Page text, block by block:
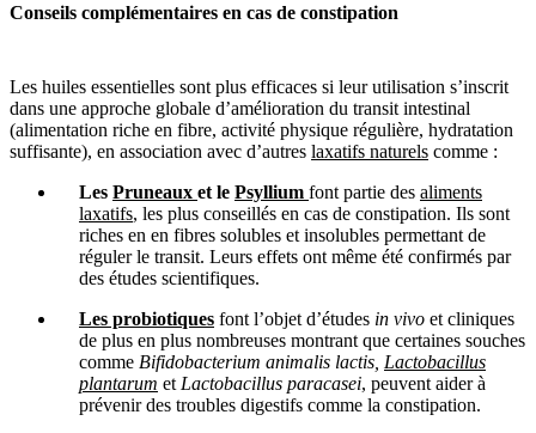
Conseils complémentaires en cas de constipation
Les huiles essentielles sont plus efficaces si leur utilisation s’inscrit
dans une approche globale d’amélioration du transit intestinal
(alimentation riche en fibre, activité physique régulière, hydratation
suffisante), en association avec d’autres laxatifs naturels comme :
Les Pruneaux et le Psyllium font partie des aliments
laxatifs, les plus conseillés en cas de constipation. Ils sont
riches en en fibres solubles et insolubles permettant de
réguler le transit. Leurs effets ont même été confirmés par
des études scientifiques.
Les probiotiques font l’objet d’études in vivo et cliniques
de plus en plus nombreuses montrant que certaines souches
comme Bifidobacterium animalis lactis, Lactobacillus
plantarum et Lactobacillus paracasei, peuvent aider à
prévenir des troubles digestifs comme la constipation.